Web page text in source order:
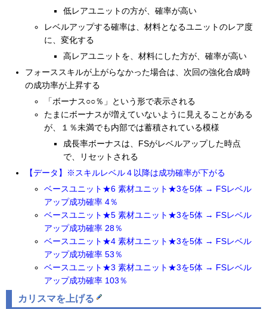
低レアユニットの方が、確率が高い
レベルアップする確率は、材料となるユニットのレア度
に、変化する
高レアユニットを、材料にした方が、確率が高い
フォーススキルが上がらなかった場合は、次回の強化合成時
の成功率が上昇する
「ボーナス○○％」という形で表示される
たまにボーナスが増えていないように見えることがある
が、１％未満でも内部では蓄積されている模様
成長率ボーナスは、FSがレベルアップした時点
で、リセットされる
【データ】※スキルレベル４以降は成功確率が下がる
ベースユニット★6 素材ユニット★3を5体 → FSレベル
アップ成功確率 4％
ベースユニット★5 素材ユニット★3を5体 → FSレベル
アップ成功確率 28％
ベースユニット★4 素材ユニット★3を5体 → FSレベル
アップ成功確率 53％
ベースユニット★3 素材ユニット★3を5体 → FSレベル
アップ成功確率 103％
カリスマを上げる